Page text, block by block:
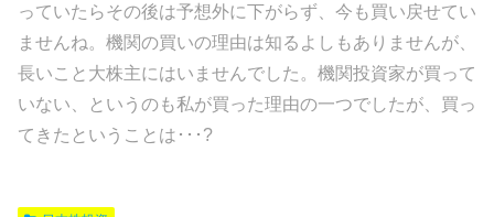
っていたらその後は予想外に下がらず、今も買い戻せてい
ませんね。機関の買いの理由は知るよしもありませんが、
長いこと大株主にはいませんでした。機関投資家が買って
いない、というのも私が買った理由の一つでしたが、買っ
てきたということは･･･?